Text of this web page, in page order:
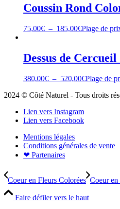
Coussin Rond
75,00€ – 185,00€Plage de
Dessus de
380,00€ – 520,00€Plage de
2024 © Côté Naturel - Tous droits
Lien vers Instagram
Lien vers Facebook
Mentions légales
Conditions générales de vente
❤ Partenaires
Coeur en Fleurs Colorées Coeur en
Faire défiler vers le haut